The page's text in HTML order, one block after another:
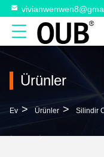
Ürünler
Ev > Ürünler > Silindir